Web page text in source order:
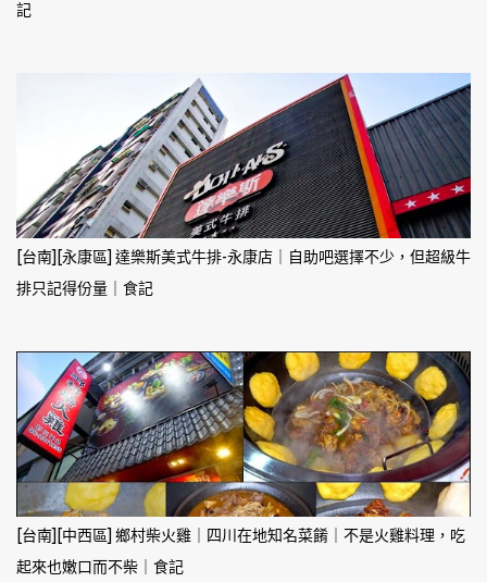
記
[台南][永康區] 達樂斯美式牛排-永康店｜自助吧選擇不少，但超級牛
排只記得份量｜食記
[台南][中西區] 鄉村柴火雞｜四川在地知名菜餚｜不是火雞料理，吃
起來也嫩口而不柴｜食記